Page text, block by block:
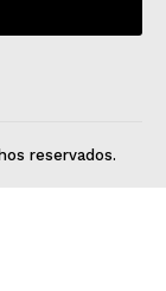
reservados.